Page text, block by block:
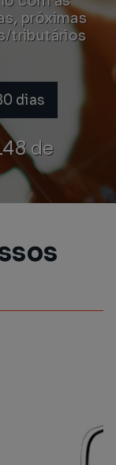
próximas
tributários
dias
de